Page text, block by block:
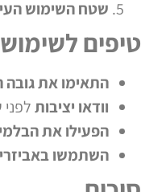
שטח השימוש
טיפים לשימוש
התאימו את גובה
וודאו יציבות
הפעילו את
השתמשו